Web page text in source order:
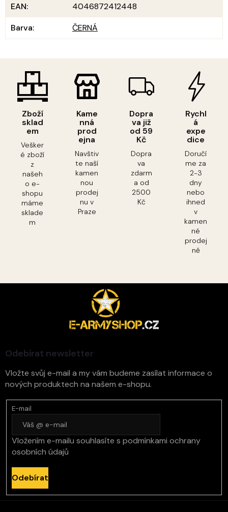
Zboží
sklad
em
Vešker
é zboží
z
našeh
o e-
shopu
máme
sklade
m
Kame
nná
prod
ejna
Navštiv
te naší
kamen
nou
prodej
nu v
Praze
Dopra
va již
od 59
Kč
Dopra
va
zdarm
a od
2500
Kč
Rychl
á
expe
dice
Doručí
me za
2-3
dny
nebo
ihned
v
kamen
né
prodej
ně
EAN:
4046872412448
Barva: ČERNÁ
Odebírat newsletter
Vložte svůj e-mail a my vám budeme zasílat informace o
nových produktech na našem e-shopu.
E-mail
Vložením e-mailu souhlasíte s podmínkami ochrany
osobních údajů
Odebírat